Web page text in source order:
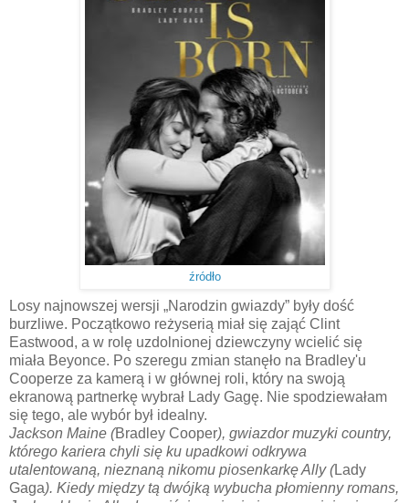
źródło
Losy najnowszej wersji „Narodzin gwiazdy” były dość
burzliwe. Początkowo reżyserią miał się zająć Clint
Eastwood, a w rolę uzdolnionej dziewczyny wcielić się
miała Beyonce. Po szeregu zmian stanęło na Bradley'u
Cooperze za kamerą i w głównej roli, który na swoją
ekranową partnerkę wybrał Lady Gagę. Nie spodziewałam
się tego, ale wybór był idealny.
Jackson Maine (Bradley Cooper), gwiazdor muzyki country,
którego kariera chyli się ku upadkowi odkrywa
utalentowaną, nieznaną nikomu piosenkarkę Ally (Lady
Gaga). Kiedy między tą dwójką wybucha płomienny romans,